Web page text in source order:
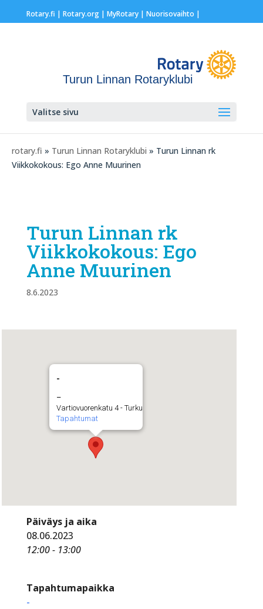
Rotary.fi | Rotary.org| MyRotary | Nuorisovaihto |
Turun Linnan Rotaryklubi
Valitse sivu
rotary.fi » Turun Linnan Rotaryklubi » Turun Linnan rk
Viikkokokous: Ego Anne Muurinen
Turun Linnan rk
Viikkokokous: Ego
Anne Muurinen
8.6.2023
-
–
Vartiovuorenkatu 4 - Turku
Tapahtumat
Päiväys ja aika
08.06.2023
12:00 - 13:00
Tapahtumapaikka
-